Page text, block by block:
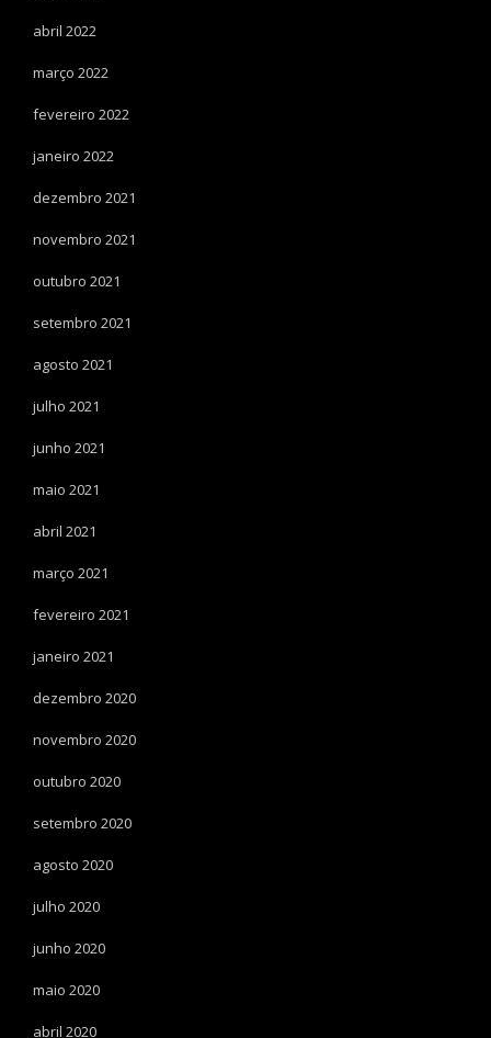
abril 2022
março 2022
fevereiro 2022
janeiro 2022
dezembro 2021
novembro 2021
outubro 2021
setembro 2021
agosto 2021
julho 2021
junho 2021
maio 2021
abril 2021
março 2021
fevereiro 2021
janeiro 2021
dezembro 2020
novembro 2020
outubro 2020
setembro 2020
agosto 2020
julho 2020
junho 2020
maio 2020
abril 2020